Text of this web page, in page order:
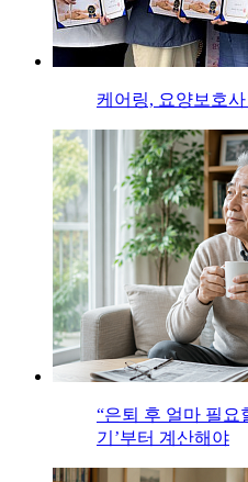
케어링, 요양보호사
“은퇴 후 얼마 필요
기’부터 계산해야